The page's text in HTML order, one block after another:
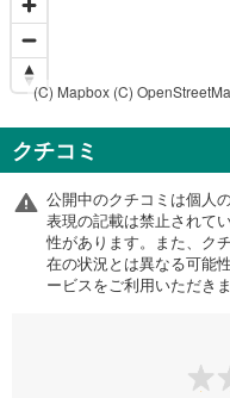
(C) Mapbox (C)
クチコミ
公開中のクチコミは個人
表現の記載は禁止されて
性があります。また、ク
在の状況とは異なる可能
ービスをご利用いただき